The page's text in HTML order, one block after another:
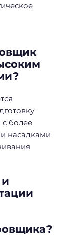
с более
насадками